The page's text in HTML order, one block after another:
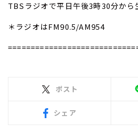
TBSラジオで平日午後3時30分から
＊ラジオはFM90.5/AM954
ポスト
シェア